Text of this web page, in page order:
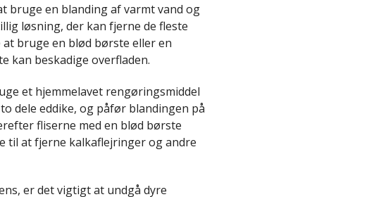
bruge en blanding af varmt vand og
løsning, der kan fjerne de fleste
bruge en blød børste eller en
kan beskadige overfladen.
et hjemmelavet rengøringsmiddel
dele eddike, og påfør blandingen på
fliserne med en blød børste
til at fjerne kalkaflejringer og andre
er det vigtigt at undgå dyre